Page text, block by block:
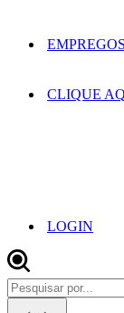
EMPREGOS
CLIQUE
LOGIN
Pesquisar
por...